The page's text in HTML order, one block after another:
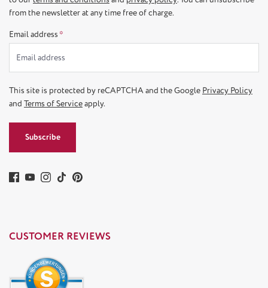
from the newsletter at any time free of charge.
Email address *
This site is protected by reCAPTCHA and the Google Privacy Policy
and Terms of Serviceapply.
Subscribe
CUSTOMER REVIEWS